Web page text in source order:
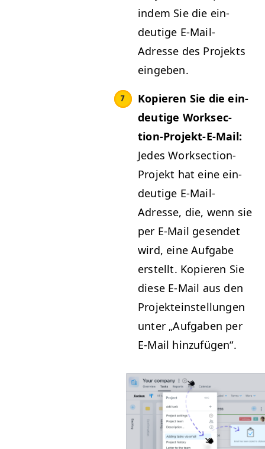
indem Sie die ein­
deutige E‑Mail-
Adresse des Pro­jek­ts
eingeben.
Kopieren Sie die ein­
deutige Work­sec­
tion-Pro­jekt-E-Mail:
Jedes Work­sec­tion-
Pro­jekt hat eine ein­
deutige E‑Mail-
Adresse, die, wenn sie
per E‑Mail gesendet
wird, eine Auf­gabe
erstellt. Kopieren Sie
diese E‑Mail aus den
Pro­jek­te­in­stel­lun­gen
unter „Auf­gaben per
E‑Mail hinzufügen“.